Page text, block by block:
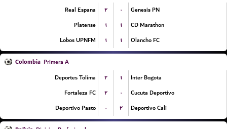
Real Espana
۲ ۰
Genesis PN
Platense
۱ ۱
CD Marathon
Lobos UPNFM
۱ ۱ Olancho FC
Colombia Primera A
Deportes Tolima
۲ ۱
Inter Bogota
Fortaleza FC
۲ ۰
Cucuta Deportivo
Deportivo Pasto
۰ ۲ Deportivo Cali